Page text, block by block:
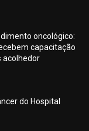
oncológico:
capacitação
acolhedor
do Hospital